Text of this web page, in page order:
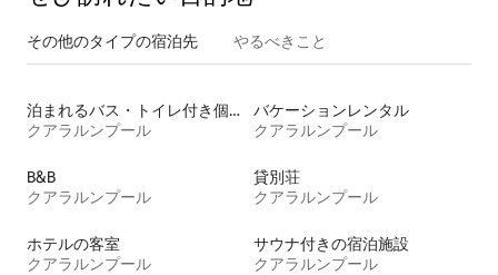
その他のタ⁠イ⁠プ⁠の宿⁠泊⁠先 やるべきこと
泊まれるバス・トイレ付き個室
クアラルンプール
バケーションレンタル
クアラルンプール
B&B
クアラルンプール
貸別荘
クアラルンプール
ホテルの客室
クアラルンプール
サウナ付きの宿泊施設
クアラルンプール